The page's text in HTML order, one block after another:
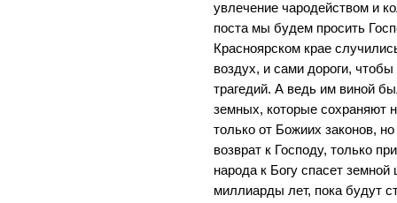
увлечение чародейством и
поста мы будем просить
Красноярском крае
воздух, и сами дороги,
трагедий. А ведь им виной
земных, которые сохраняют
только от Божиих законов,
возврат к Господу, только
народа к Богу спасет
миллиарды лет, пока будут